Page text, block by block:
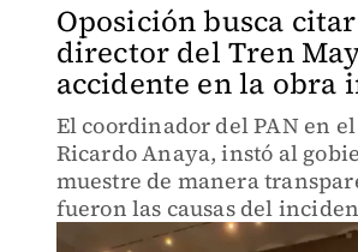
Oposición busca
director del Tren
accidente en la obra
El coordinador del PAN en
Ricardo Anaya, instó al
muestre de manera
fueron las causas del
Tren Maya.